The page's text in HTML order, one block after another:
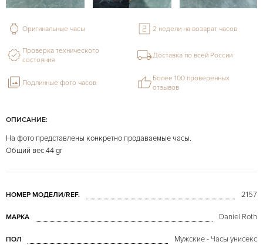
ОПИСАНИЕ:
На фото представлены конкретно продаваемые часы.
Общий вес 44 gr
НОМЕР МОДЕЛИ/REF. 2157
МАРКА Daniel Roth
ПОЛ Мужские - Часы унисекс
Оригинальные часы 2 недели на возврат часов
Проверка технического
состояния
Доставка по всей России
Подлинные фото часов
Более 100 проверенных
отзывов